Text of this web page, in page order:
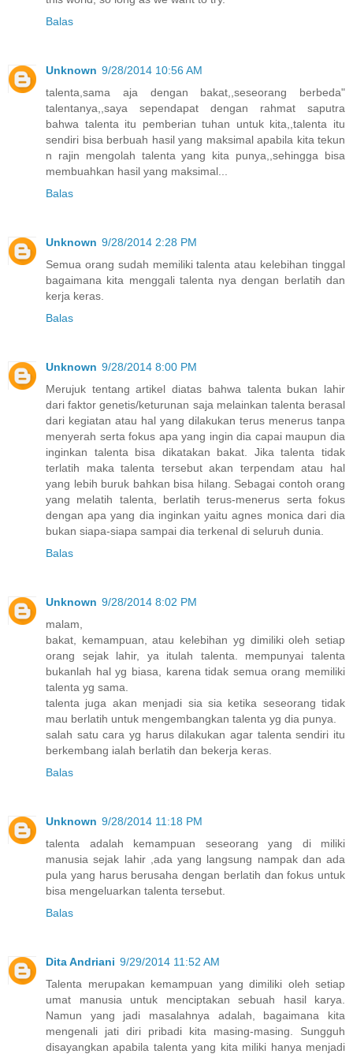
Balas
Unknown 9/28/2014 10:56 AM
talenta,sama aja dengan bakat,,seseorang berbeda"
talentanya,,saya sependapat dengan rahmat saputra
bahwa talenta itu pemberian tuhan untuk kita,,talenta itu
sendiri bisa berbuah hasil yang maksimal apabila kita tekun
n rajin mengolah talenta yang kita punya,,sehingga bisa
membuahkan hasil yang maksimal...
Balas
Unknown 9/28/2014 2:28 PM
Semua orang sudah memiliki talenta atau kelebihan tinggal
bagaimana kita menggali talenta nya dengan berlatih dan
kerja keras.
Balas
Unknown 9/28/2014 8:00 PM
Merujuk tentang artikel diatas bahwa talenta bukan lahir
dari faktor genetis/keturunan saja melainkan talenta berasal
dari kegiatan atau hal yang dilakukan terus menerus tanpa
menyerah serta fokus apa yang ingin dia capai maupun dia
inginkan talenta bisa dikatakan bakat. Jika talenta tidak
terlatih maka talenta tersebut akan terpendam atau hal
yang lebih buruk bahkan bisa hilang. Sebagai contoh orang
yang melatih talenta, berlatih terus-menerus serta fokus
dengan apa yang dia inginkan yaitu agnes monica dari dia
bukan siapa-siapa sampai dia terkenal di seluruh dunia.
Balas
Unknown 9/28/2014 8:02 PM
malam,
bakat, kemampuan, atau kelebihan yg dimiliki oleh setiap
orang sejak lahir, ya itulah talenta. mempunyai talenta
bukanlah hal yg biasa, karena tidak semua orang memiliki
talenta yg sama.
talenta juga akan menjadi sia sia ketika seseorang tidak
mau berlatih untuk mengembangkan talenta yg dia punya.
salah satu cara yg harus dilakukan agar talenta sendiri itu
berkembang ialah berlatih dan bekerja keras.
Balas
Unknown 9/28/2014 11:18 PM
talenta adalah kemampuan seseorang yang di miliki
manusia sejak lahir ,ada yang langsung nampak dan ada
pula yang harus berusaha dengan berlatih dan fokus untuk
bisa mengeluarkan talenta tersebut.
Balas
Dita Andriani 9/29/2014 11:52 AM
Talenta merupakan kemampuan yang dimiliki oleh setiap
umat manusia untuk menciptakan sebuah hasil karya.
Namun yang jadi masalahnya adalah, bagaimana kita
mengenali jati diri pribadi kita masing-masing. Sungguh
disayangkan apabila talenta yang kita miliki hanya menjadi